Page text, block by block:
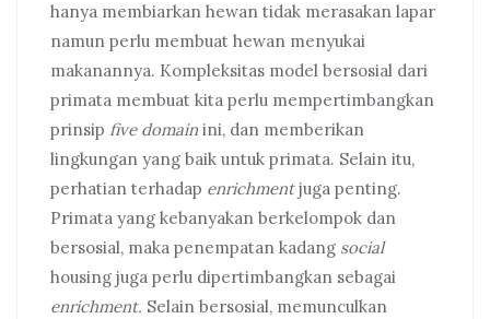
hanya membiarkan hewan tidak merasakan lapar
namun perlu membuat hewan menyukai
makanannya. Kompleksitas model bersosial dari
primata membuat kita perlu mempertimbangkan
prinsip five domain ini, dan memberikan
lingkungan yang baik untuk primata. Selain itu,
perhatian terhadap enrichmentjuga penting.
Primata yang kebanyakan berkelompok dan
bersosial, maka penempatan kadang social
housing juga perlu dipertimbangkan sebagai
enrichment. Selain bersosial, memunculkan